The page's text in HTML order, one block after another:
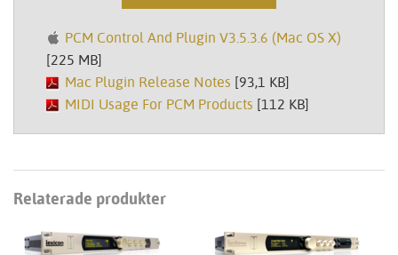
PCM Control And Plugin V3.5.3.6 (Mac OS X)
[225 MB]
Mac Plugin Release Notes [93,1 KB]
MIDI Usage For PCM Products [112 KB]
Relaterade produkter